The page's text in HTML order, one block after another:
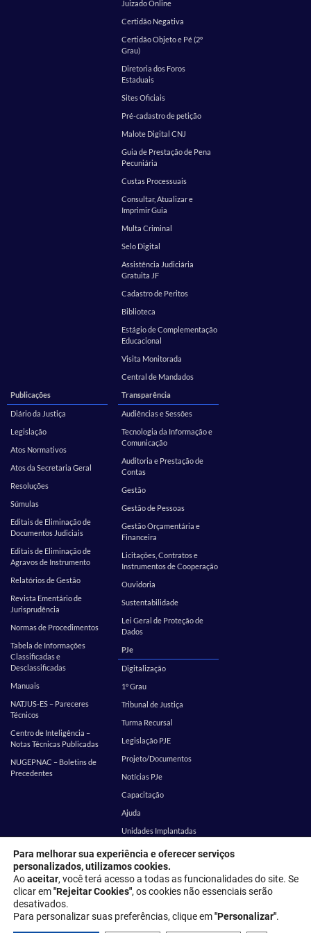
Juizado Online
Certidão Negativa
Certidão Objeto e Pé (2º
Grau)
Diretoria dos Foros
Estaduais
Sites Oficiais
Pré-cadastro de petição
Malote Digital CNJ
Guia de Prestação de Pena
Pecuniária
Custas Processuais
Consultar, Atualizar e
Imprimir Guia
Multa Criminal
Selo Digital
Assistência Judiciária
Gratuita JF
Cadastro de Peritos
Biblioteca
Estágio de Complementação
Educacional
Visita Monitorada
Central de Mandados
Publicações
Diário da Justiça
Legislação
Atos Normativos
Atos da Secretaria Geral
Resoluções
Súmulas
Editais de Eliminação de
Documentos Judiciais
Editais de Eliminação de
Agravos de Instrumento
Relatórios de Gestão
Revista Ementário de
Jurisprudência
Normas de Procedimentos
Tabela de Informações
Classificadas e
Desclassificadas
Manuais
NATJUS-ES – Pareceres
Técnicos
Centro de Inteligência –
Notas Técnicas Publicadas
NUGEPNAC – Boletins de
Precedentes
Transparência
Audiências e Sessões
Tecnologia da Informação e
Comunicação
Auditoria e Prestação de
Contas
Gestão
Gestão de Pessoas
Gestão Orçamentária e
Financeira
Licitações, Contratos e
Instrumentos de Cooperação
Ouvidoria
Sustentabilidade
Lei Geral de Proteção de
Dados
PJe
Digitalização
1º Grau
Tribunal de Justiça
Turma Recursal
Legislação PJE
Projeto/Documentos
Notícias PJe
Capacitação
Ajuda
Unidades Implantadas
Estatística
SEI
EMES Corregedoria
Endereço: Rua Desembargador Homero Mafra, 60 - Enseada do Suá,
Vitória - ES, 29050-906
Para melhorar sua experiência e oferecer serviços
personalizados, utilizamos cookies.
Aoaceitar, você terá acesso a todas as funcionalidades do site. Se
clicar em"Rejeitar Cookies", os cookies não essenciais serão
desativados.
Para personalizar suas preferências, clique em"Personalizar".